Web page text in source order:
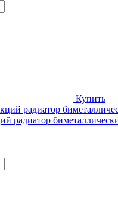
Купить
радиатор